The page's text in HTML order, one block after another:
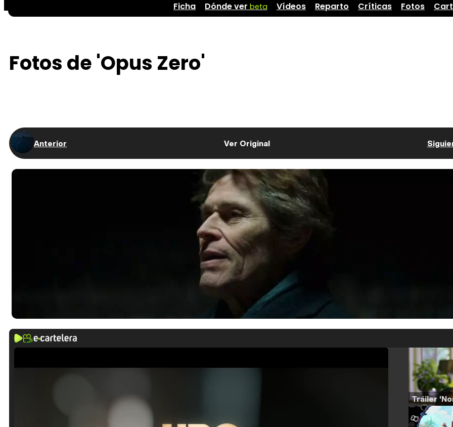
Ficha Dónde ver beta Vídeos Reparto Críticas Fotos
Fotos de 'Opus Zero'
Anterior Ver Original